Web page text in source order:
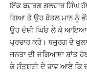
ਇੱਕ ਬਜ਼ੁਰਗ ਗੁਲਜ਼ਾਰ ਸਿੰਘ
ਗਿਆ ਤੇ ਉਹ ਬੋਤਲ ਮਾਨ ਨੂੰ
ਉਹ ਦੇਸ਼ੀ ਘਿਓ ਲੈ ਕੇ ਆਇਆ
ਪ੍ਰਚਾਰ ਕਰੇ। ਬਜ਼ੁਰਗ ਦੇ
ਜਨਤਾ ਦੀ ਜਗਿਆਸਾ ਸ਼ਾਂਤ
ਕੇ ਸੰਤੁਸ਼ਟੀ ਦੇ ਭਾਵ ਆਏ ਕਿ